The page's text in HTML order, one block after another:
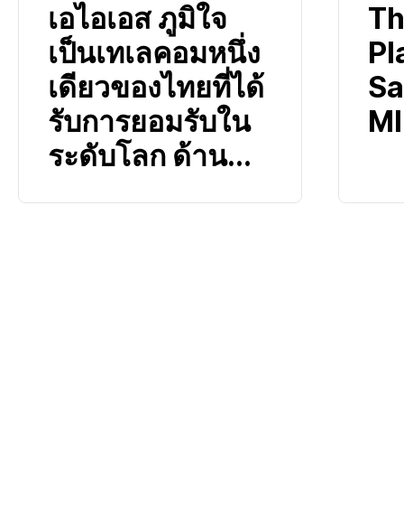
เอไอเอส ภูมิใจ
เป็นเทเลคอมหนึ่ง
เดียวของไทยที่ได้
รับการยอมรับใน
ระดับโลก ด้าน...